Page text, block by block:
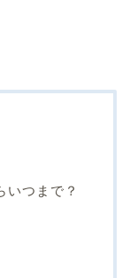
いつまで？